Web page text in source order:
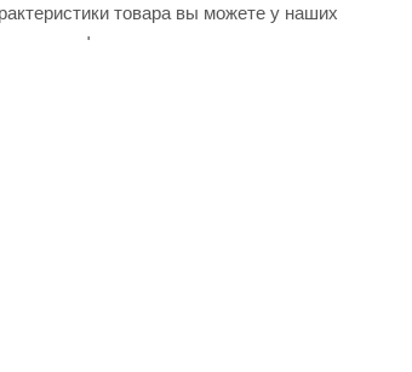
товара вы можете у наших
от официального поставщика.